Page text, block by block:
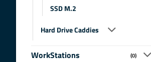
SSD M.2
Hard Drive Caddies
WorkStations (0)